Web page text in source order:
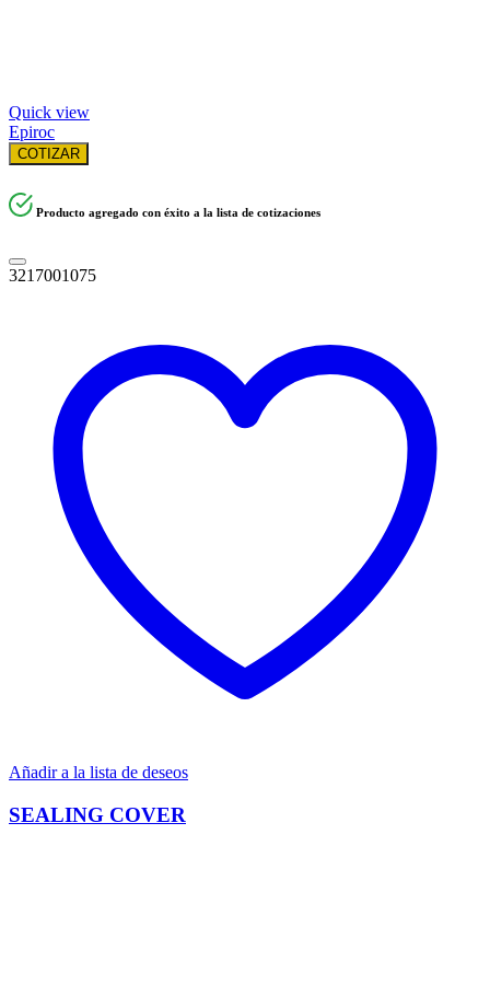
Quick view
Epiroc
COTIZAR
Producto agregado con éxito a la lista de cotizaciones
3217001075
Añadir a la lista de deseos
SEALING COVER